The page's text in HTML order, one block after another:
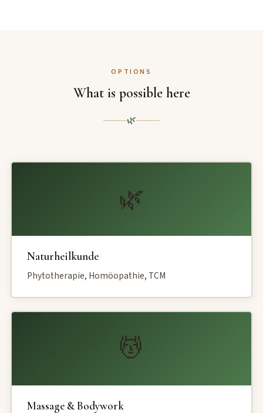
OPTIONS
What is possible here
🌿
🌿
Naturheilkunde
Phytotherapie, Homöopathie, TCM
💆
Massage & Bodywork